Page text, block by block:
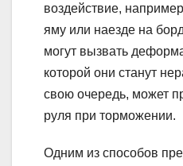
воздействие,
яму или наезде на
могут вызвать
которой они станут
свою очередь, может
руля при торможении.
Одним из способов